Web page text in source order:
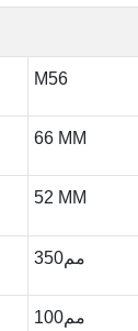
M56
66 MM
52 MM
مم350
مم100